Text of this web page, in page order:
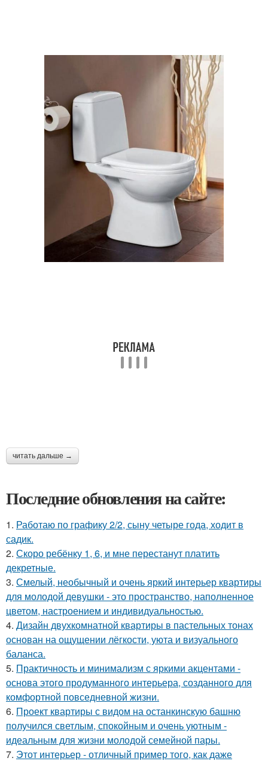
читать дальше →
Последние обновления на сайте:
1. Работаю по графику 2/2, сыну четыре года, ходит в
садик.
2. Скоро ребёнку 1, 6, и мне перестанут платить
декретные.
3. Смелый, необычный и очень яркий интерьер квартиры
для молодой девушки - это пространство, наполненное
цветом, настроением и индивидуальностью.
4. Дизайн двухкомнатной квартиры в пастельных тонах
основан на ощущении лёгкости, уюта и визуального
баланса.
5. Практичность и минимализм с яркими акцентами -
основа этого продуманного интерьера, созданного для
комфортной повседневной жизни.
6. Проект квартиры с видом на останкинскую башню
получился светлым, спокойным и очень уютным -
идеальным для жизни молодой семейной пары.
7. Этот интерьер - отличный пример того, как даже